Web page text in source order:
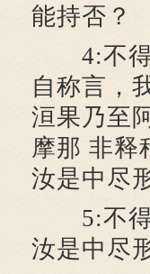
能持否？
4:不
自称言，
洹果乃至
摩那 非释
汝是中尽
5:不得
汝是中尽